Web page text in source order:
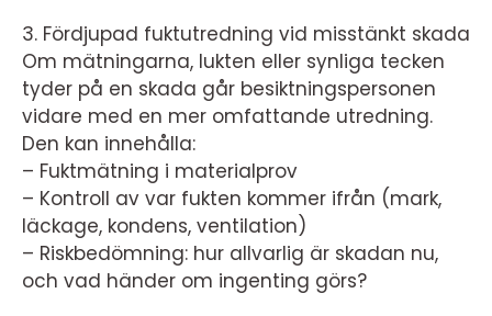
3. Fördjupad fuktutredning vid misstänkt skada
Om mätningarna, lukten eller synliga tecken
tyder på en skada går besiktningspersonen
vidare med en mer omfattande utredning.
Den kan innehålla:
– Fuktmätning i materialprov
– Kontroll av var fukten kommer ifrån (mark,
läckage, kondens, ventilation)
– Riskbedömning: hur allvarlig är skadan nu,
och vad händer om ingenting görs?